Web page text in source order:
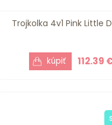
Trojkolka 4v1 Pink Little
112.39